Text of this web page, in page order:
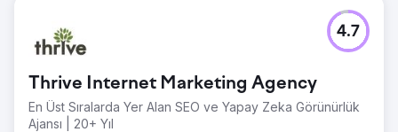
Saygın bir ev hizmetleri franchisor'u olan müşterimiz,
müşteri adayı başına yüksek maliyetle mücadele ederken,
karşı karşıya kaldı. Büyümelerini sürdürmek için acilen
büyümelerini hızlandırırken maliyetleri düşürmenin bir
yolunu bulmaları gerekiyordu.
Thrive Internet Marketing Agency
En Üst Sıralarda Yer Alan SEO ve Yapay Zeka Görünürlük
Ajansı | 20+ Yıl
4.7